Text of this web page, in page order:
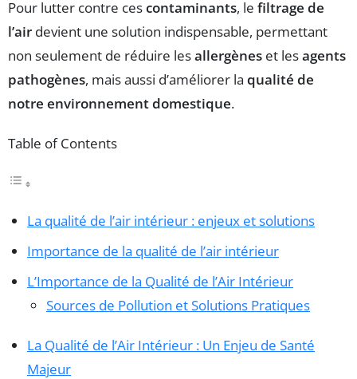
Pour lutter contre cescontaminants, le filtrage de
l’air devient une solution indispensable, permettant
non seulement de réduire lesallergènes et lesagents
pathogènes, mais aussi d’améliorer la qualité de
notre environnement domestique.
Table of Contents
La qualité de l’air intérieur : enjeux et solutions
Importance de la qualité de l’air intérieur
L’Importance de la Qualité de l’Air Intérieur
Sources de Pollution et Solutions Pratiques
La Qualité de l’Air Intérieur : Un Enjeu de Santé
Majeur